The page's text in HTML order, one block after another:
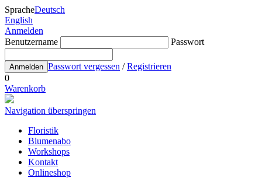
SpracheDeutsch
English
Anmelden
Benutzername
Passwort
Anmelden Passwort vergessen /Registrieren
0
Warenkorb
Navigation überspringen
Floristik
Blumenabo
Workshops
Kontakt
Onlineshop